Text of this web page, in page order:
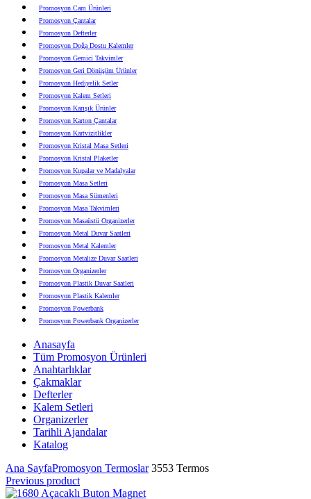
Promosyon Cam Ürünleri
Promosyon Çantalar
Promosyon Defterler
Promosyon Doğa Dostu Kalemler
Promosyon Gemici Takvimler
Promosyon Geri Dönüşüm Ürünler
Promosyon Hediyelik Setler
Promosyon Kalem Setleri
Promosyon Karışık Ürünler
Promosyon Karton Çantalar
Promosyon Kartvizitlikler
Promosyon Kristal Masa Setleri
Promosyon Kristal Plaketler
Promosyon Kupalar ve Madalyalar
Promosyon Masa Setleri
Promosyon Masa Sümenleri
Promosyon Masa Takvimleri
Promosyon Masaüstü Organizerler
Promosyon Metal Duvar Saatleri
Promosyon Metal Kalemler
Promosyon Metalize Duvar Saatleri
Promosyon Organizerler
Promosyon Plastik Duvar Saatleri
Promosyon Plastik Kalemler
Promosyon Powerbank
Promosyon Powerbank Organizerler
Promosyon Şapka
Promosyon Sekreter Bloknotlar
Promosyon Seramik ve Porselen Ürünler
Promosyon Speakerlar
Promosyon Tarihli Ajandalar
Promosyon Teknoloji Ürünleri
Promosyon Telefon Standları
Promosyon Termoslar
Promosyon Tişörtler
Anasayfa
Tüm Promosyon Ürünleri
Anahtarlıklar
Çakmaklar
Defterler
Kalem Setleri
Organizerler
Tarihli Ajandalar
Katalog
Ana SayfaPromosyon Termoslar3553 Termos
Previous product